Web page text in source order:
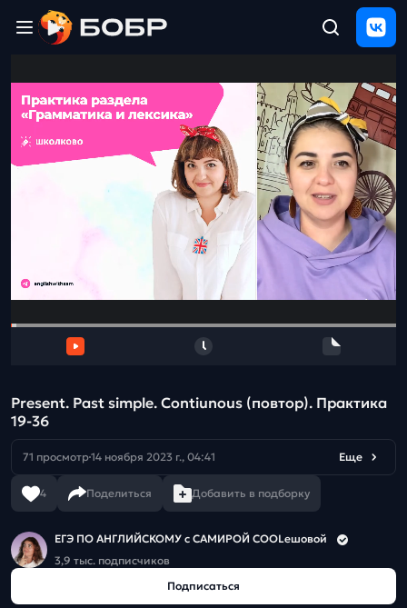
ЩЕЛЧОК
2026
Полезные
материалы
и
Present. Past simple. Contiunous (повтор). Практика
19-36
71 просмотр14 ноября 2023 г., 04:41 Еще
4 Поделиться Добавить в подборку
ЕГЭ ПО АНГЛИЙСКОМУ с САМИРОЙ COOLешовой
3,9 тыс. подписчиков
Подписаться